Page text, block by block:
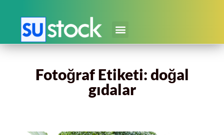
Fotoğraf Etiketi: doğal
gıdalar